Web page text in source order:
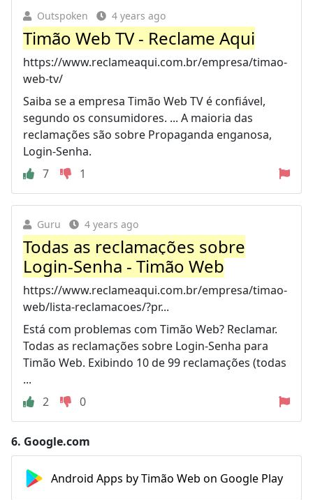
Outspoken 4 years ago
Timão Web TV - Reclame Aqui
https://www.reclameaqui.com.br/empresa/timao-
web-tv/
Saiba se a empresa Timão Web TV é confiável,
segundo os consumidores. ... A maioria das
reclamações são sobre Propaganda enganosa,
Login-Senha.
7
1
Guru 4 years ago
Todas as reclamações sobre
Login-Senha - Timão Web
https://www.reclameaqui.com.br/empresa/timao-
web/lista-reclamacoes/?pr...
Está com problemas com Timão Web? Reclamar.
Todas as reclamações sobre Login-Senha para
Timão Web. Exibindo 10 de 99 reclamações (todas
...
2
0
6. Google.com
Android Apps by Timão Web on Google Play